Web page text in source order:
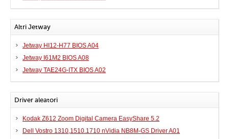
Altri Jetway
Jetway HI12-H77 BIOS A04
Jetway I61M2 BIOS A08
Jetway TAE24G-ITX BIOS A02
Driver aleatori
Kodak Z612 Zoom Digital Camera EasyShare 5.2
Dell Vostro 1310,1510.1710 nVidia NB8M-GS Driver A01